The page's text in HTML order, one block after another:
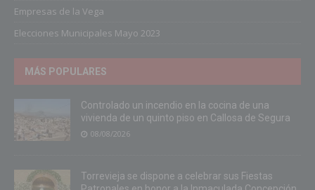
Empresas de la Vega
Elecciones Municipales Mayo 2023
MÁS POPULARES
Controlado un incendio en la cocina de una
vivienda de un quinto piso en Callosa de Segura
08/08/2026
Torrevieja se dispone a celebrar sus Fiestas